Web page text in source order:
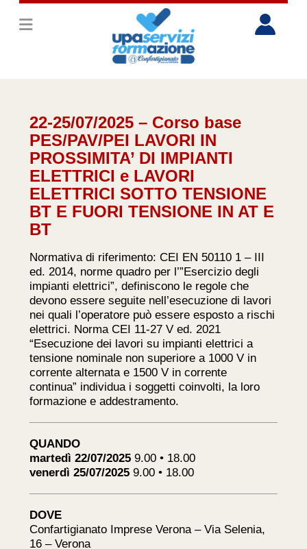
22-25/07/2025 – Corso base
PES/PAV/PEI LAVORI IN
PROSSIMITA’ DI IMPIANTI
ELETTRICI e LAVORI
ELETTRICI SOTTO TENSIONE
BT E FUORI TENSIONE IN AT E
BT
Normativa di riferimento: CEI EN 50110 1 – III
ed. 2014, norme quadro per l’”Esercizio degli
impianti elettrici”, definiscono le regole che
devono essere seguite nell’esecuzione di lavori
nei quali l’operatore può essere esposto a rischi
elettrici. Norma CEI 11-27 V ed. 2021
“Esecuzione dei lavori su impianti elettrici a
tensione nominale non superiore a 1000 V in
corrente alternata e 1500 V in corrente
continua” individua i soggetti coinvolti, la loro
formazione e addestramento.
QUANDO
martedì 22/07/2025 9.00 • 18.00
venerdì 25/07/2025 9.00 • 18.00
DOVE
Confartigianato Imprese Verona – Via Selenia,
16 – Verona